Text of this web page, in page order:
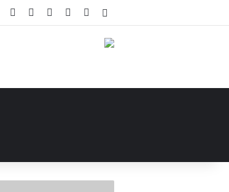
Facebook You TubeInstagramWhatsApp